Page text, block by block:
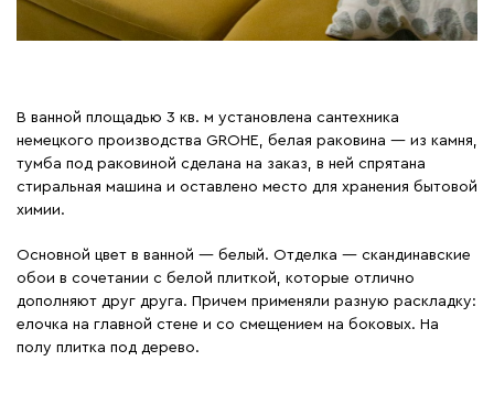
В ванной площадью 3 кв. м установлена сантехника
немецкого производства GROHE, белая раковина — из камня,
тумба под раковиной сделана на заказ, в ней спрятана
стиральная машина и оставлено место для хранения бытовой
химии.
Основной цвет в ванной — белый. Отделка — скандинавские
обои в сочетании с белой плиткой, которые отлично
дополняют друг друга. Причем применяли разную раскладку:
елочка на главной стене и со смещением на боковых. На
полу плитка под дерево.